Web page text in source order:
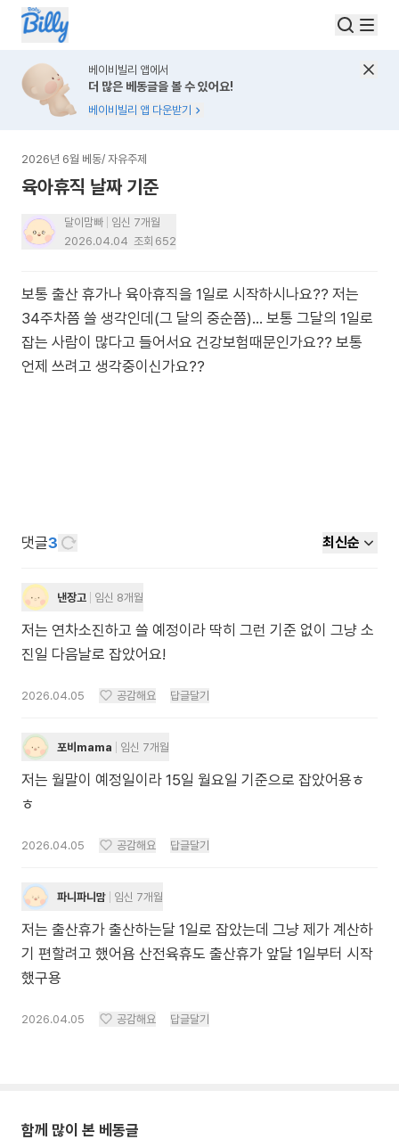
베이비빌리 앱에서
더 많은 베동글을 볼 수 있어요!
베이비빌리 앱 다운받기
2026년 6월 베동/ 자유주제
육아휴직 날짜 기준
달이맘빠
임신 7개월
2026.04.04 조회 652
보통 출산 휴가나 육아휴직을 1일로 시작하시나요?? 저는
34주차쯤 쓸 생각인데(그 달의 중순쯤)… 보통 그달의 1일로
잡는 사람이 많다고 들어서요 건강보험때문인가요?? 보통
언제 쓰려고 생각중이신가요??
댓글3 최신순
낸장고 임신 8개월
저는 연차소진하고 쓸 예정이라 딱히 그런 기준 없이 그냥 소
진일 다음날로 잡았어요!
2026.04.05 공감해요 답글달기
포비mama 임신 7개월
저는 월말이 예정일이라 15일 월요일 기준으로 잡았어용ㅎ
ㅎ
2026.04.05 공감해요 답글달기
파니파니맘 임신 7개월
저는 출산휴가 출산하는달 1일로 잡았는데 그냥 제가 계산하
기 편할려고 했어욤 산전육휴도 출산휴가 앞달 1일부터 시작
했구용
2026.04.05 공감해요 답글달기
함께 많이 본 베동글